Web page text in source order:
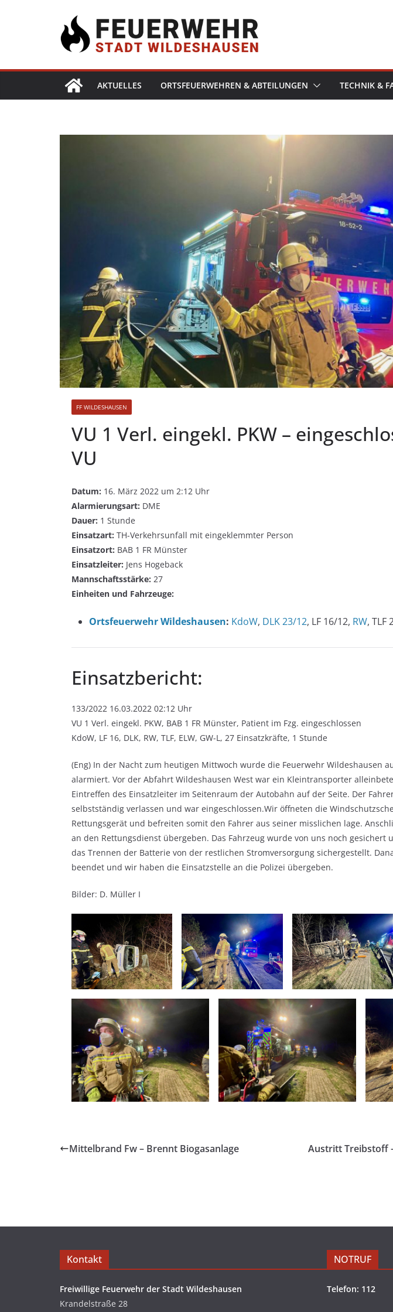
AKTUELLES ORTSFEUERWEHREN & ABTEILUNGEN TECHNIK &
FF WILDESHAUSEN
VU 1 Verl. eingekl. PKW –
VU
Datum: 16. März 2022 um 2:12 Uhr
Alarmierungsart: DME
Dauer: 1 Stunde
Einsatzart: TH-Verkehrsunfall mit eingeklemmter Person
Einsatzort: BAB 1 FR Münster
Einsatzleiter: Jens Hogeback
Mannschaftsstärke: 27
Einheiten und Fahrzeuge:
Ortsfeuerwehr Wildeshausen: KdoW, DLK 23/12, LF 16/12, RW, TLF
Einsatzbericht:
133/2022 16.03.2022 02:12 Uhr
VU 1 Verl. eingekl. PKW, BAB 1 FR Münster, Patient im Fzg. eingeschlossen
KdoW, LF 16, DLK, RW, TLF, ELW, GW-L, 27 Einsatzkräfte, 1 Stunde
(Eng) In der Nacht zum heutigen Mittwoch wurde die Feuerwehr Wildeshausen
alarmiert. Vor der Abfahrt Wildeshausen West war ein Kleintransporter
Eintreffen des Einsatzleiter im Seitenraum der Autobahn auf der Seite. Der
selbstständig verlassen und war eingeschlossen.Wir öffneten die
Rettungsgerät und befreiten somit den Fahrer aus seiner misslichen lage.
an den Rettungsdienst übergeben. Das Fahrzeug wurde von uns noch gesichert
das Trennen der Batterie von der restlichen Stromversorgung sichergestellt.
beendet und wir haben die Einsatzstelle an die Polizei übergeben.
Bilder: D. Müller I
Mittelbrand Fw – Brennt Biogasanlage
Austritt Treibstoff
Kontakt
Freiwillige Feuerwehr der Stadt Wildeshausen
Krandelstraße 28
NOTRUF
Telefon: 112